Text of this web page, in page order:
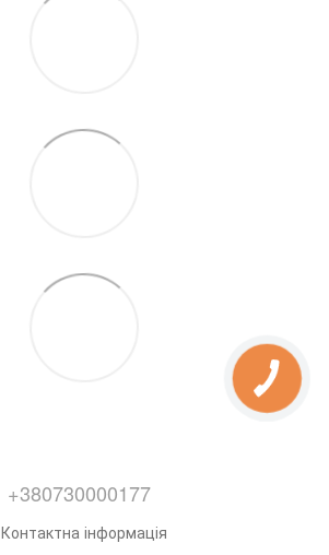
+380730000177
Контактна інформація